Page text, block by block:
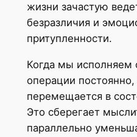
жизни зачастую
безразличия и
притупленности.
Когда мы исполняем
операции
перемещается в
Это сберегает
параллельно